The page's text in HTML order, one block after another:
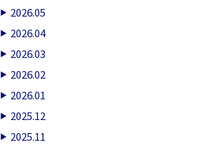
2026.05
2026.04
2026.03
2026.02
2026.01
2025.12
2025.11